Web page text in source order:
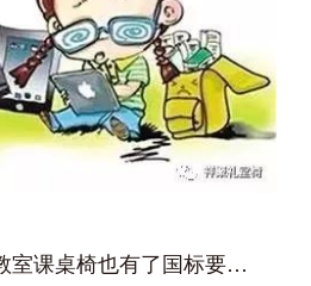
为预防学生近视 教室课桌椅也有了国标要求--祥聚座椅